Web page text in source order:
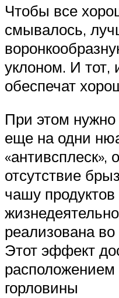
Чтобы все
смывалось,
уклоном. И тот,
обеспечат
При этом
еще на одни
отсутствие
чашу продуктов
реализована
Этот эффект
горловины